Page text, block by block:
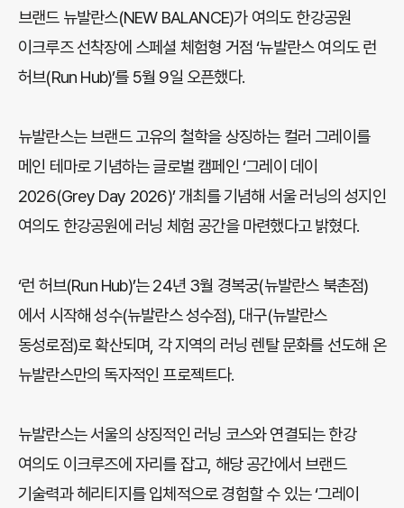
브랜드 뉴발란스(NEW BALANCE)가 여의도 한강공원
이크루즈 선착장에 스페셜 체험형 거점 ‘뉴발란스 여의도 런
허브(Run Hub)’를 5월 9일 오픈했다.
뉴발란스는 브랜드 고유의 철학을 상징하는 컬러 그레이를
메인 테마로 기념하는 글로벌 캠페인 ‘그레이 데이
2026(Grey Day 2026)’ 개최를 기념해 서울 러닝의 성지인
여의도 한강공원에 러닝 체험 공간을 마련했다고 밝혔다.
‘런 허브(Run Hub)’는 24년 3월 경복궁(뉴발란스 북촌점)
에서 시작해 성수(뉴발란스 성수점), 대구(뉴발란스
동성로점)로 확산되며, 각 지역의 러닝 렌탈 문화를 선도해 온
뉴발란스만의 독자적인 프로젝트다.
뉴발란스는 서울의 상징적인 러닝 코스와 연결되는 한강
여의도 이크루즈에 자리를 잡고, 해당 공간에서 브랜드
기술력과 헤리티지를 입체적으로 경험할 수 있는 ‘그레이